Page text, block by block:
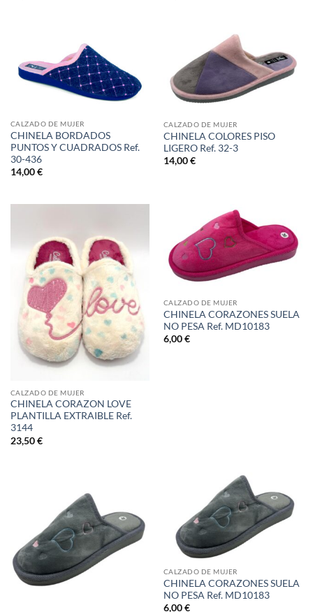
CALZADO DE MUJER
CHINELA BORDADOS
PUNTOS Y CUADRADOS Ref.
30-436
14,00€
CALZADO DE MUJER
CHINELA COLORES PISO
LIGERO Ref. 32-3
14,00€
CALZADO DE MUJER
CHINELA CORAZON LOVE
PLANTILLA EXTRAIBLE Ref.
3144
23,50€
CALZADO DE MUJER
CHINELA CORAZONES SUELA
NO PESA Ref. MD10183
6,00€
CALZADO DE MUJER
CHINELA CORAZONES SUELA
NO PESA Ref. MD10183
6,00€